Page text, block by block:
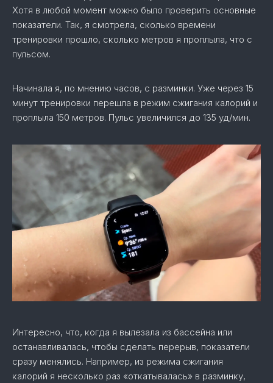
Хотя в любой момент можно было проверить основные
показатели. Так, я смотрела, сколько времени
тренировки прошло, сколько метров я проплыла, что с
пульсом.
Начинала я, по мнению часов, с разминки. Уже через 15
минут тренировки перешла в режим сжигания калорий и
проплыла 150 метров. Пульс увеличился до 135 уд/мин.
Интересно, что, когда я вылезала из бассейна или
останавливалась, чтобы сделать перерыв, показатели
сразу менялись. Например, из режима сжигания
калорий я несколько раз «откатывалась» в разминку,